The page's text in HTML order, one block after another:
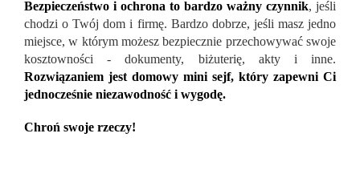
Bezpieczeństwo i ochrona to bardzo ważny czynnik, jeśli
chodzi o Twój dom i firmę. Bardzo dobrze, jeśli masz jedno
miejsce, w którym możesz bezpiecznie przechowywać swoje
kosztowności - dokumenty, biżuterię, akty i inne.
Rozwiązaniem jest domowy mini sejf, który zapewni Ci
jednocześnie niezawodność i wygodę.
Chroń swoje rzeczy!